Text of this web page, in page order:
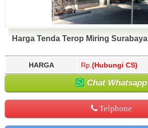
Harga Tenda Terop Miring Surabaya
HARGA Rp. (Hubungi CS)
Chat Whatsapp
Telphone